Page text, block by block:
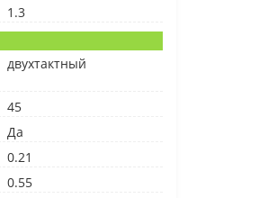
1.3
двухтактный
45
Да
0.21
0.55